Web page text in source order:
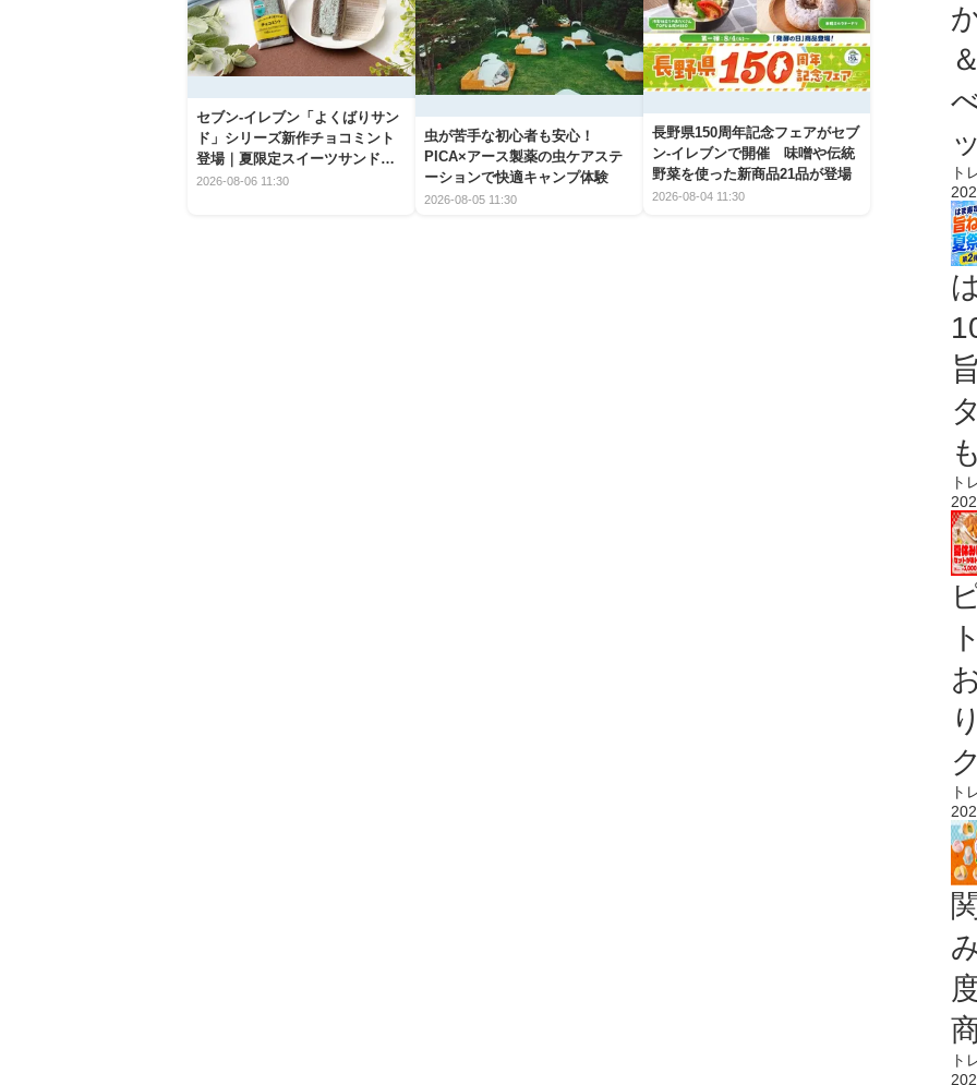
セブン‐イレブン「よくばりサン
ド」シリーズ新作チョコミント
登場｜夏限定スイーツサンドの
爽快な魅力
2026-08-06 11:30
虫が苦手な初心者も安心！
PICA×アース製薬の虫ケアステ
ーションで快適キャンプ体験
2026-08-05 11:30
長野県150周年記念フェアがセブ
ン-イレブンで開催 味噌や伝統
野菜を使った新商品21品が登場
2026-08-04 11:30
ト
ト
ト
ト